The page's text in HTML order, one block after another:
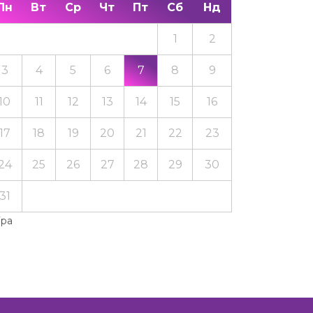
Вт Ср Чт Пт Сб Нд
1 2
3 4 5 6 7 8 9
11 12 13 14 15 16
18 19 20 21 22 23
25 26 27 28 29 30